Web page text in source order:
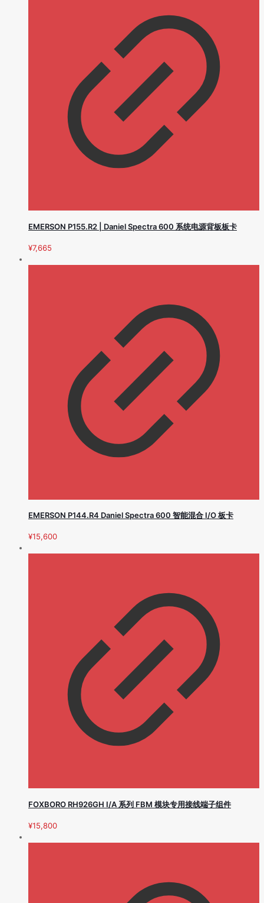
EMERSON P155.R2 | Daniel Spectra 600 系统电源背板板卡
¥7,665
EMERSON P144.R4 Daniel Spectra 600 智能混合 I/O 板卡
¥15,600
FOXBORO RH926GH I/A 系列 FBM 模块专用接线端子组件
¥15,800